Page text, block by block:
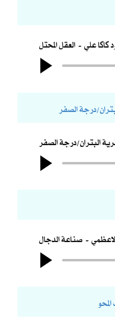
العقل المحتل كاكا علي
درجة الصفر
البتران/درجة الصفر
صناعة الدجال